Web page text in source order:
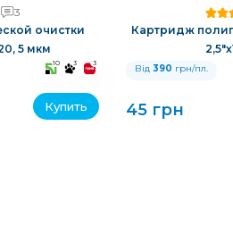
3
очистки
5 мкм
10 3 3
Купить
Картридж
Від 390 грн/пл.
45 грн